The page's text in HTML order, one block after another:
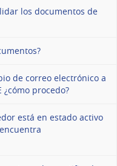
los documentos de
de correo electrónico a
procedo?
está en estado activo